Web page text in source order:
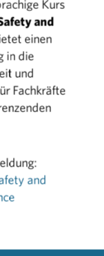
können.“
der
Industrie
Kurs
and
einen
in die
und
Fachkräfte
and